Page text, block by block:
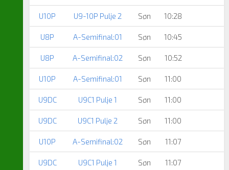
U10P U9-10P Pulje 2 Søn 10:28
U8P A-Semifinal:01 Søn 10:45
U8P A-Semifinal:02 Søn 10:52
U10P A-Semifinal:01 Søn 11:00
U9DC U9C1 Pulje 1 Søn 11:00
U9DC U9C1 Pulje 2 Søn 11:00
U10P A-Semifinal:02 Søn 11:07
U9DC U9C1 Pulje 1 Søn 11:07